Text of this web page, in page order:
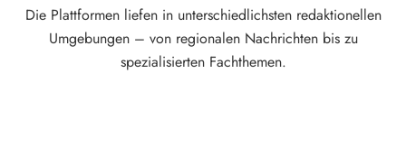
Die Plattformen liefen in unterschiedlichsten redaktionellen
Umgebungen – von regionalen Nachrichten bis zu
spezialisierten Fachthemen.